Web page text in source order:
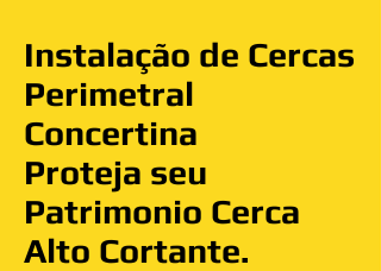
Instalação de Cercas
Perimetral
Concertina
Proteja seu
Patrimonio Cerca
Alto Cortante.